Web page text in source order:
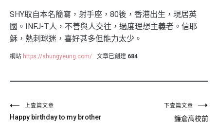
SHY取自本名簡寫，射手座，80後，香港出生，現居英
國。INFJ-T人，不善與人交往，過度理想主義者。信耶
穌，熱刺球迷，喜好甚多但能力太少。
網站 https://shungyeung.com/ 文章已創建 684
文
章
上壹篇文章
Happy birthday to my brother
下壹篇文章
鐮倉高校前